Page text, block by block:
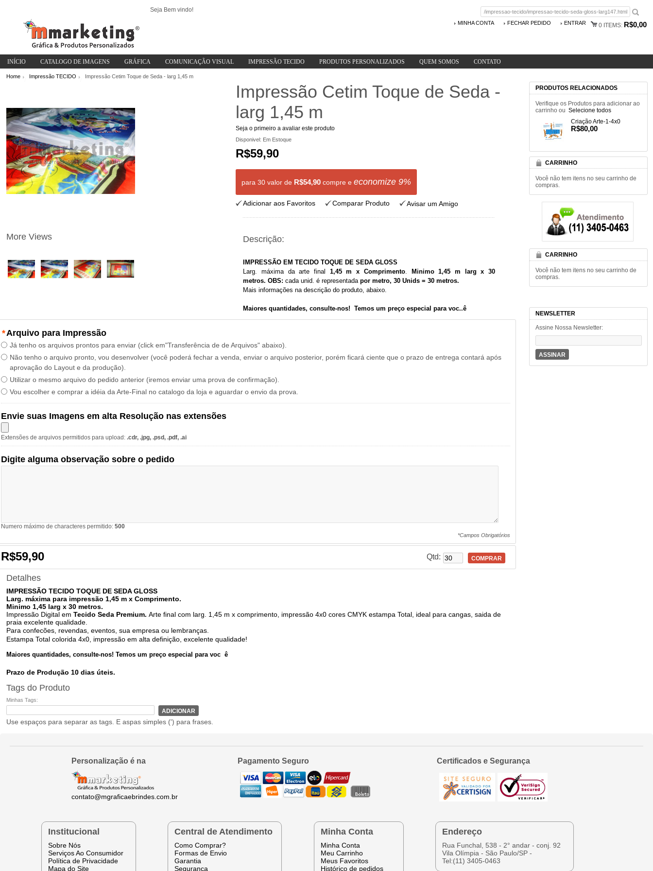
Seja Bem vindo!
0ITEMS: R$0,00
MINHA CONTA FECHAR PEDIDO ENTRAR
INÍCIO CATALOGO DE IMAGENS GRÁFICA COMUNICAÇÃO VISUAL IMPRESSÃO TECIDO PRODUTOS PERSONALIZADOS QUEM SOMOS CONTATO
Home Impressão TECIDO Impressão Cetim Toque de Seda - larg 1,45 m
More Views
Impressão Cetim Toque de Seda -
larg 1,45 m
Seja o primeiro a avaliar este produto
Disponivel: Em Estoque
R$59,90
para 30 valor de R$54,90 compre eeconomize9%
Adicionar aos Favoritos Comparar Produto Avisar um Amigo
Descrição:
IMPRESSÃO EM TECIDO TOQUE DE SEDA GLOSS
Larg. máxima da arte final
1,45 m x Comprimento.
Minimo 1,45 m larg x 30
metros.OBS: cada unid. é representada por metro, 30 Unids = 30 metros.
Mais informações na descrição do produto, abaixo.
Maiores quantidades, consulte-nos!Temos um preço especial para voc..ê
*Arquivo para Impressão
Já tenho os arquivos prontos para enviar (click em"Transferência de de Arquivos" abaixo).
Não tenho o arquivo pronto, vou desenvolver (você poderá fechar a venda, enviar o arquivo posterior, porém ficará ciente que o prazo de entrega contará após
aprovação do Layout e da produção).
Utilizar o mesmo arquivo do pedido anterior (iremos enviar uma prova de confirmação).
Vou escolher e comprar a idéia da Arte-Final no catalogo da loja e aguardar o envio da prova.
Envie suas Imagens em alta Resolução nas extensões
Extensões de arquivos permitidos para upload: .cdr, .jpg, .psd, .pdf, .ai
Digite alguma observação sobre o pedido
Numero máximo de characteres permitido: 500
*Campos Obrigatórios
R$59,90 Qtd: COMPRAR
Detalhes
IMPRESSÃO TECIDO TOQUE DE SEDA GLOSS
Larg. máxima para impressão 1,45 m x Comprimento.
Minimo 1,45 larg x 30 metros.
Impressão Digital emTecido Seda Premium.Arte final com larg. 1,45 m x comprimento, impressão 4x0 cores CMYK estampa Total, ideal para cangas, saida de
praia excelente qualidade.
Para confecões, revendas, eventos, sua empresa ou lembranças.
Estampa Total colorida 4x0, impressãoem alta definição, excelente qualidade!
Maiores quantidades, consulte-nos!Temos um preço especial para voc ê
Prazo de Produção 10 dias úteis.
Tags do Produto
Minhas Tags:
ADICIONAR
Use espaços para separar as tags. E aspas simples (') para frases.
PRODUTOS RELACIONADOS
Verifique os Produtos para adicionar ao
carrinho ou Selecione todos
Criação Arte-1-4x0
R$80,00
CARRINHO
Você não tem itens no seu carrinho de
compras.
CARRINHO
Você não tem itens no seu carrinho de
compras.
NEWSLETTER
Assine Nossa Newsletter:
ASSINAR
Personalização é na
contato@mgraficaebrindes.com.br
Pagamento Seguro Certificados e Segurança
Institucional
Sobre Nós
Serviços Ao Consumidor
Política de Privacidade
Mapa do Site
Central de Atendimento
Como Comprar?
Formas de Envio
Garantia
Segurança
Minha Conta
Minha Conta
Meu Carrinho
Meus Favoritos
Histórico de pedidos
Endereço
Rua Funchal, 538 - 2° andar - conj. 92
Vila Olímpia - São Paulo/SP -
Tel:(11) 3405-0463